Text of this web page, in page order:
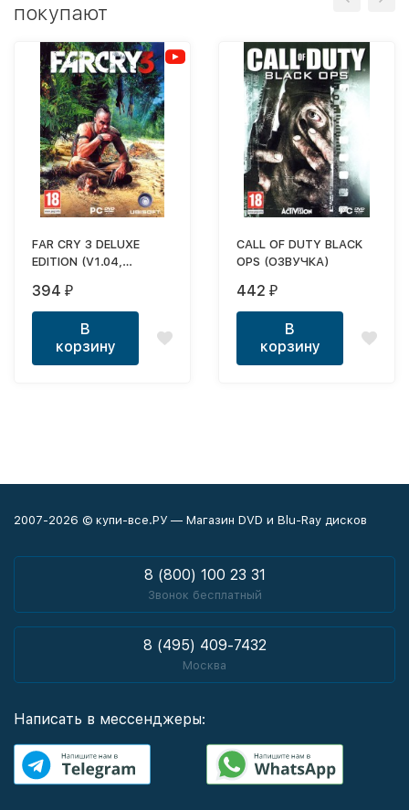
покупают
FAR CRY 3 DELUXE
EDITION (V1.04,
МИССИЙ, ОРУЖИЕ,
ШМОТ, ОЗВУЧКА)
394 ₽
В
корзину
CALL OF DUTY BLACK
OPS (ОЗВУЧКА)
442 ₽
В
корзину
2007-2026 © купи-все.РУ — Магазин DVD и Blu-Ray дисков
8 (800) 100 23 31
Звонок бесплатный
8 (495) 409-7432
Москва
Написать в мессенджеры: